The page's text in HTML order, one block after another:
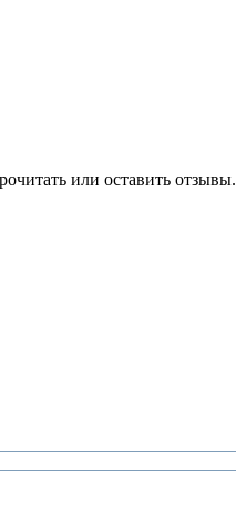
или оставить отзывы.